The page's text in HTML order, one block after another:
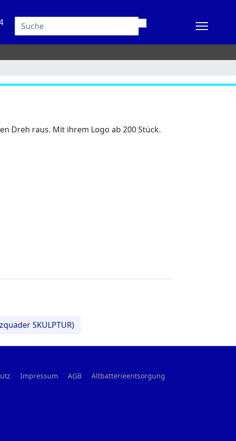
Dreh raus. Mit ihrem Logo ab 200 Stück.
SKULPTUR)
Impressum AGB Altbatterieentsorgung